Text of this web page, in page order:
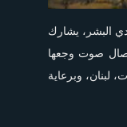
على أيدي البشر، يشارك
صوت وجعها